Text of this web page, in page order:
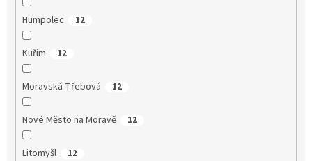
Humpolec 12
Kuřim 12
Moravská Třebová 12
Nové Město na Moravě 12
Litomyšl 12